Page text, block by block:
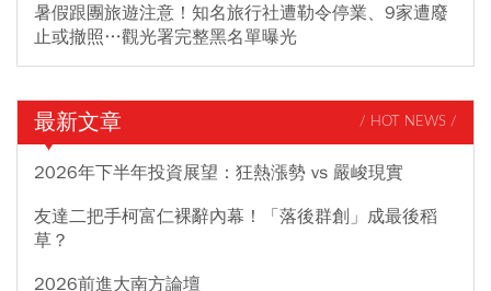
暑假跟團旅遊注意！知名旅行社遭勒令停業、9家遭廢
止或撤照…觀光署完整黑名單曝光
最新文章 / HOT NEWS /
2026年下半年投資展望：狂熱漲勢 vs 嚴峻現實
友達二把手柯富仁裸辭內幕！「落後群創」成最後稻
草？
2026前進大南方論壇